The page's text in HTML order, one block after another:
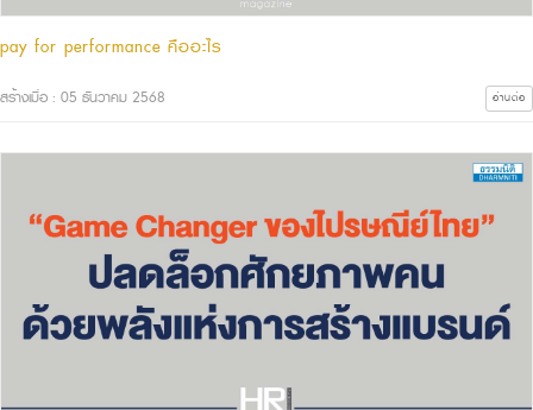
pay for performance คืออะไร
สร้างเมื่อ : 05 ธันวาคม 2568 อ่านต่อ